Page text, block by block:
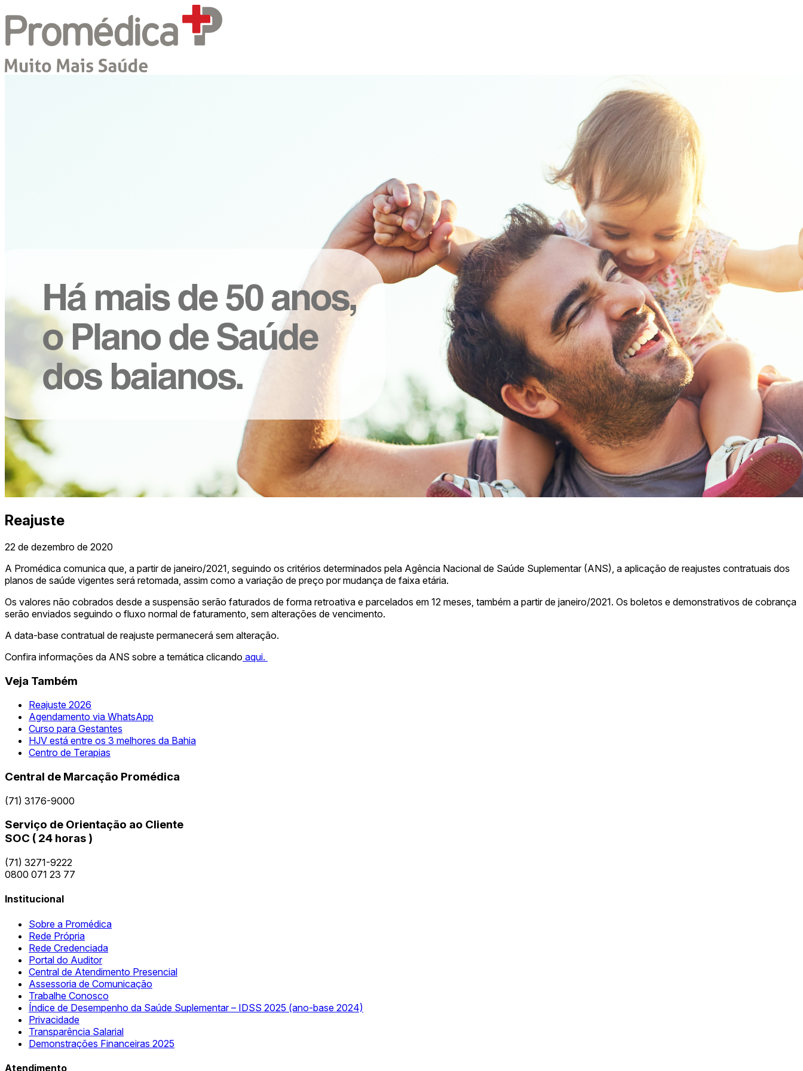
Reajuste
22 de dezembro de 2020
A Promédica comunica que, a partir de janeiro/2021, seguindo os critérios determinados pela Agência Nacional de Saúde Suplementar (ANS), a aplicação de reajustes contratuais dos
planos de saúde vigentes será retomada, assim como a variação de preço por mudança de faixa etária.
Os valores não cobrados desde a suspensão serão faturados de forma retroativa e parcelados em 12 meses, também a partir de janeiro/2021. Os boletos e demonstrativos de cobrança
serão enviados seguindo o fluxo normal de faturamento, sem alterações de vencimento.
A data-base contratual de reajuste permanecerá sem alteração.
Confira informações da ANS sobre a temática clicando aqui.
Veja Também
Reajuste 2026
Agendamento via WhatsApp
Curso para Gestantes
HJV está entre os 3 melhores da Bahia
Centro de Terapias
Central de Marcação Promédica
(71) 3176-9000
Serviço de Orientação ao Cliente
SOC ( 24 horas )
(71) 3271-9222
0800 071 23 77
Institucional
Sobre a Promédica
Rede Própria
Rede Credenciada
Portal do Auditor
Central de Atendimento Presencial
Assessoria de Comunicação
Trabalhe Conosco
Índice de Desempenho da Saúde Suplementar – IDSS 2025 (ano-base 2024)
Privacidade
Transparência Salarial
Demonstrações Financeiras 2025
Atendimento